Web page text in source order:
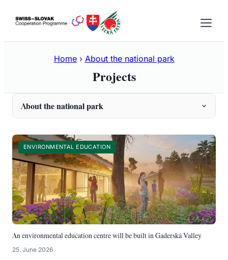
Home › About the national park
Projects
About the national park
Information
Information
Fauna
INVASIVE PLANTS
Flora
Zranený živočích
ENVIRONMENTAL EDUCATION
An environmental education centre will be built in Gaderská Valley
25. June 2026